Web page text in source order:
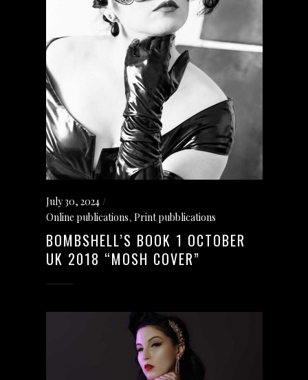
July 30, 2024
Online publications, Print pubblications
BOMBSHELL’S BOOK 1 OCTOBER
UK 2018 “MOSH COVER”